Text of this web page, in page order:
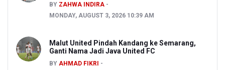
BY ZAHWA INDIRA
MONDAY, AUGUST 3, 2026 10:39 AM
Malut United Pindah Kandang ke Semarang,
Ganti Nama Jadi Java United FC
BY AHMAD FIKRI